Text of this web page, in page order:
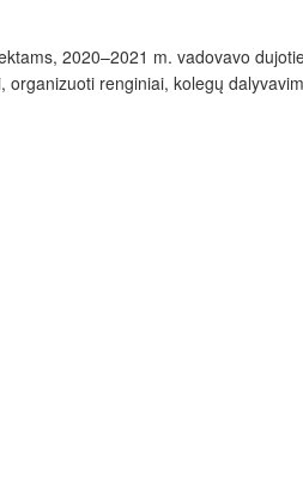
2020–2021 m. vadovavo
renginiai, kolegų